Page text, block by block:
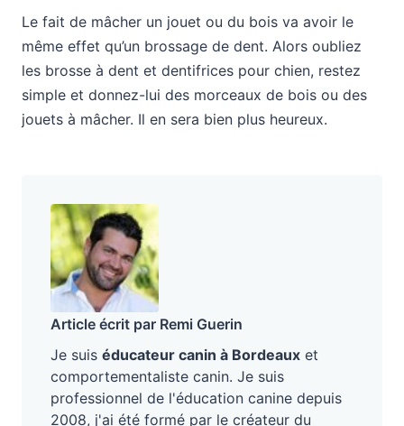
Le fait de mâcher un jouet ou du bois va avoir le
même effet qu’un brossage de dent. Alors oubliez
les brosse à dent et dentifrices pour chien, restez
simple et donnez-lui des morceaux de bois ou des
jouets à mâcher. Il en sera bien plus heureux.
Article écrit par Remi Guerin
Je suis éducateur canin à Bordeaux et
comportementaliste canin. Je suis
professionnel de l'éducation canine depuis
2008, j'ai été formé par le créateur du